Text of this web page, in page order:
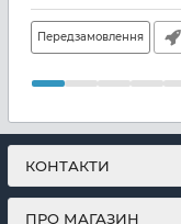
Передзамовлення
КОНТАКТИ
ПРО МАГАЗИН